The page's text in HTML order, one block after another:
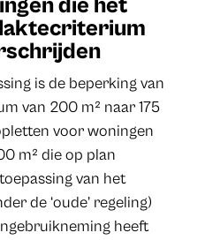
die het
is de beperking van
van 200 m² naar 175
voor woningen
m² die op plan
van het
de ‘oude’ regeling)
heeft